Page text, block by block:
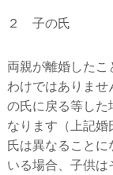
２ 子の氏
両親が離婚した
わけではありま
の氏に戻る等した
なります（上記
氏は異なること
いる場合、子供は